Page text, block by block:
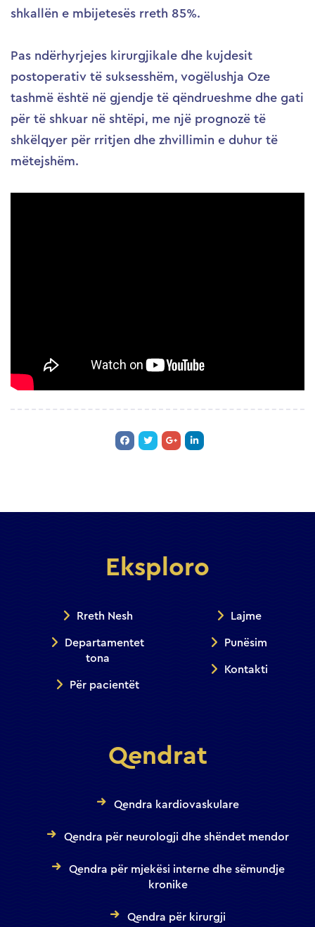
shkallën e mbijetesës rreth 85%.
Pas ndërhyrjejes kirurgjikale dhe kujdesit
postoperativ të suksesshëm, vogëlushja Oze
tashmë është në gjendje të qëndrueshme dhe gati
për të shkuar në shtëpi, me një prognozë të
shkëlqyer për rritjen dhe zhvillimin e duhur të
mëtejshëm.
Eksploro
Rreth Nesh
Departamentet
tona
Për pacientët
Lajme
Punësim
Kontakti
Qendrat
Qendra kardiovaskulare
Qendra për neurologji dhe shëndet mendor
Qendra për mjekësi interne dhe sëmundje
kronike
Qendra për kirurgji